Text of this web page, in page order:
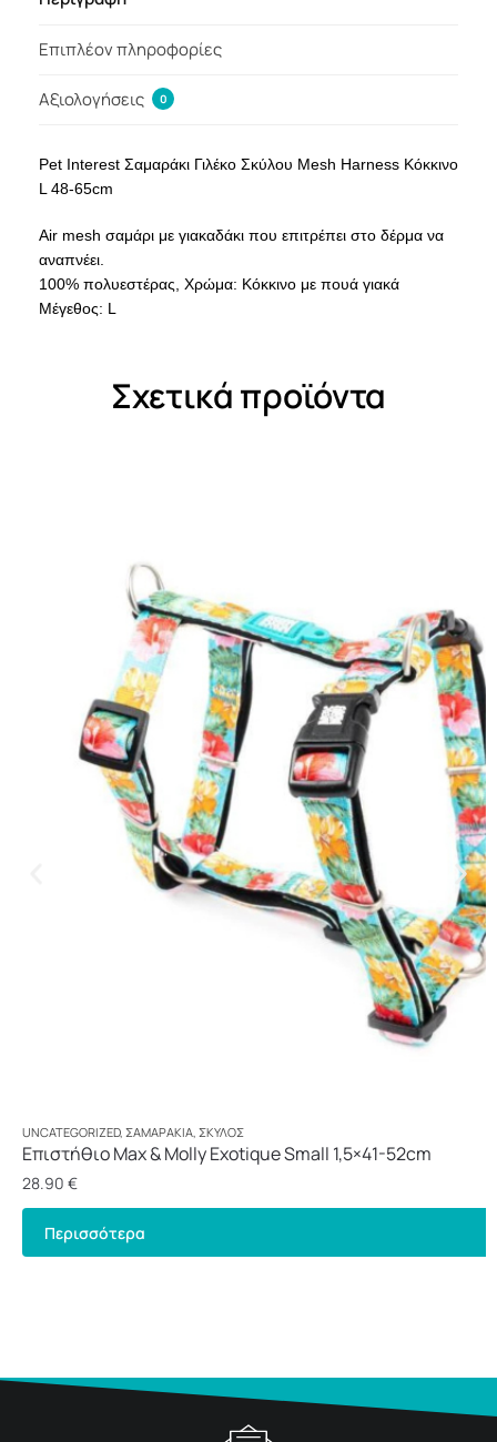
Επιπλέον πληροφορίες
Αξιολογήσεις 0
Pet Interest Σαμαράκι Γιλέκο Σκύλου Mesh Harness Κόκκινο
L 48-65cm
Air mesh σαμάρι με γιακαδάκι που επιτρέπει στο δέρμα να
αναπνέει.
100% πολυεστέρας, Χρώμα: Κόκκινο με πουά γιακά
Μέγεθος: L
Σχετικά προϊόντα
UNCATEGORIZED, ΣΑΜΑΡΆΚΙΑ, ΣΚΎΛΟΣ
Επιστήθιο Max & Molly Exotique Small 1,5×41-52cm
28.90 €
Περισσότερα